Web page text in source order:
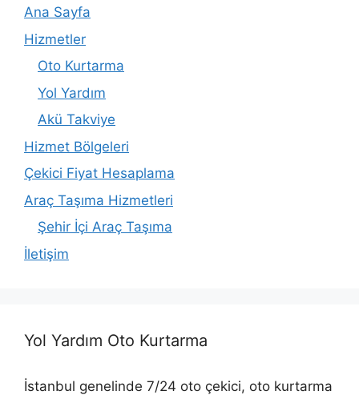
Ana Sayfa
Hizmetler
Oto Kurtarma
Yol Yardım
Akü Takviye
Hizmet Bölgeleri
Çekici Fiyat Hesaplama
Araç Taşıma Hizmetleri
Şehir İçi Araç Taşıma
İletişim
Yol Yardım Oto Kurtarma
İstanbul genelinde 7/24 oto çekici, oto kurtarma